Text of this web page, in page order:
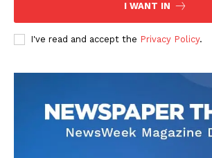
I WANT IN
I've read and accept the Privacy Policy.